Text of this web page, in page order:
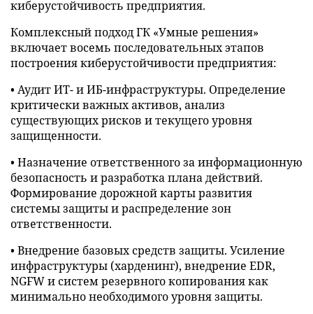
киберустойчивость предприятия.
Комплексный подход ГК «Умные решения»
включает восемь последовательных этапов
построения киберустойчивости предприятия:
• Аудит ИТ- и ИБ-инфраструктуры. Определение
критически важных активов, анализ
существующих рисков и текущего уровня
защищенности.
• Назначение ответственного за информационную
безопасность и разработка плана действий.
Формирование дорожной карты развития
системы защиты и распределение зон
ответственности.
• Внедрение базовых средств защиты. Усиление
инфраструктуры (харденинг), внедрение EDR,
NGFW и систем резервного копирования как
минимально необходимого уровня защиты.